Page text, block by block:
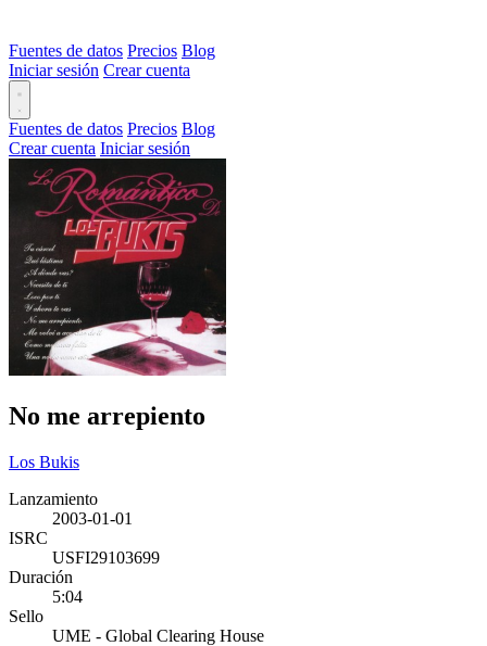
Fuentes de datos Precios Blog
Iniciar sesión Crear cuenta
Fuentes de datos Precios Blog
Crear cuenta Iniciar sesión
No me arrepiento
Los Bukis
Lanzamiento
2003-01-01
ISRC
USFI29103699
Duración
5:04
Sello
UME - Global Clearing House